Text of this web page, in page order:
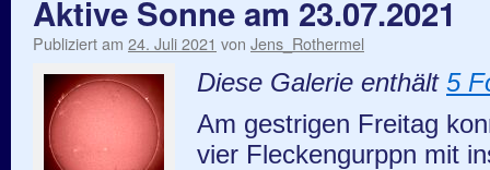
Aktive Sonne am 23.07.2021
Publiziert am 24. Juli 2021 von Jens_Rothermel
Diese Galerie enthält 5
Am gestrigen Freitag
vier Fleckengurppn mit